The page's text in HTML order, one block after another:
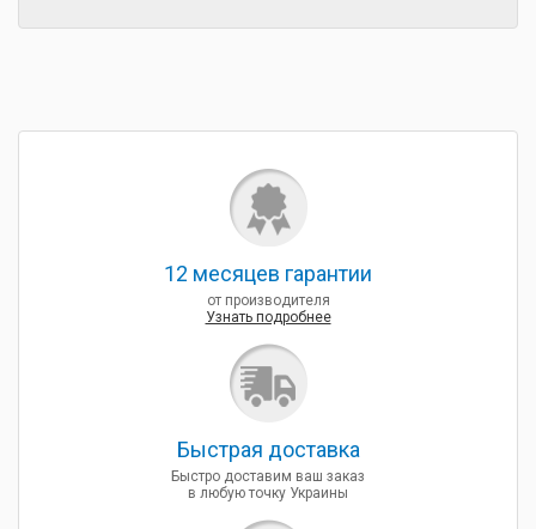
12 месяцев гарантии
от производителя
Узнать подробнее
Быcтрая доставка
Быстро доставим ваш заказ
в любую точку Украины